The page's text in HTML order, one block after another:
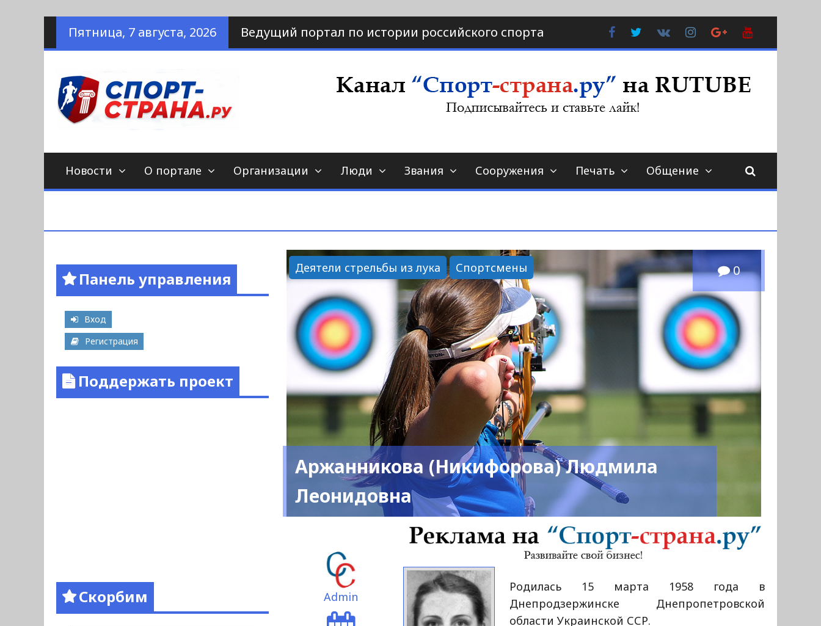
НаверхПятница, 7 августа, 2026 Ведущий портал по истории российского спорта FacebookTwitter
Контакте
Instagram
Google
Plus
Спорт-страна.ру
портал по истории спорта
Новости О портале Организации Люди Звания Сооружения Печать Общение
Деятели стрельбы из лука Спортсмены 0
Аржанникова (Никифорова) Людмила
Леонидовна
Admin
Родилась 15 марта 1958 года в
Днепродзержинске Днепропетровской
области Украинской ССР.
Панель управления
Вход
Регистрация
Поддержать проект
Скорбим